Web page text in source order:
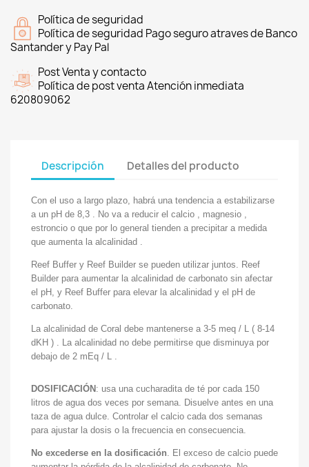
Política de seguridad
Política de seguridad Pago seguro atraves de Banco
Santander y Pay Pal
Post Venta y contacto
Política de post venta Atención inmediata
620809062
Descripción Detalles del producto
Con el uso a largo plazo, habrá una tendencia a estabilizarse
a un pH de 8,3 . No va a reducir el calcio , magnesio ,
estroncio o que por lo general tienden a precipitar a medida
que aumenta la alcalinidad .
Reef Buffer y Reef Builder se pueden utilizar juntos. Reef
Builder para aumentar la alcalinidad de carbonato sin afectar
el pH, y Reef Buffer para elevar la alcalinidad y el pH de
carbonato.
La alcalinidad de Coral debe mantenerse a 3-5 meq / L ( 8-14
dKH ) . La alcalinidad no debe permitirse que disminuya por
debajo de 2 mEq / L .
DOSIFICACIÓN : usa una cucharadita de té por cada 150
litros de agua dos veces por semana. Disuelve antes en una
taza de agua dulce. Controlar el calcio cada dos semanas
para ajustar la dosis o la frecuencia en consecuencia.
No excederse en la dosificación. El exceso de calcio puede